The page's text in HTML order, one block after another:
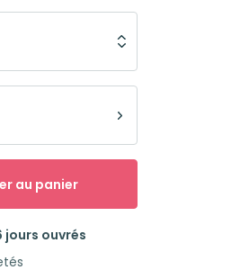
au panier
jours ouvrés